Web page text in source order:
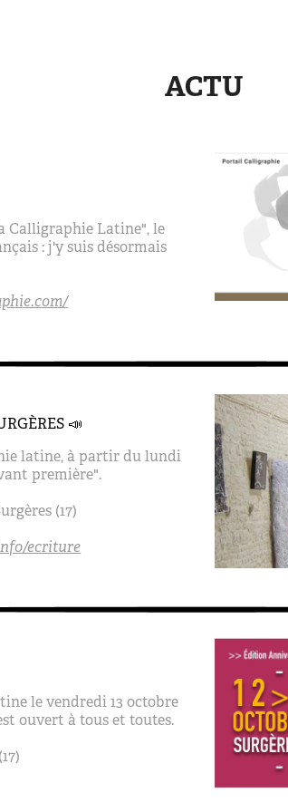
ACTU
Calligraphie Latine", le
: j'y suis désormais
📣
latine, à partir du lundi
première".
(17)
ecriture
le vendredi 13 octobre
ouvert à tous et toutes.